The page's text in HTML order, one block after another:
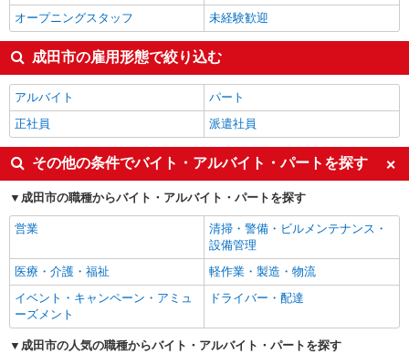
オープニングスタッフ
未経験歓迎
成田市の雇用形態で絞り込む
アルバイト
パート
正社員
派遣社員
その他の条件でバイト・アルバイト・パートを探す
成田市の職種からバイト・アルバイト・パートを探す
営業
清掃・警備・ビルメンテナンス・
設備管理
医療・介護・福祉
軽作業・製造・物流
イベント・キャンペーン・アミュ
ーズメント
ドライバー・配達
成田市の人気の職種からバイト・アルバイト・パートを探す